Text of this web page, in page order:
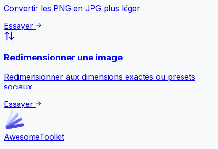
Convertir les PNG en JPG plus léger
Essayer
Redimensionner une image
Redimensionner aux dimensions exactes ou presets
sociaux
Essayer
AwesomeToolkit